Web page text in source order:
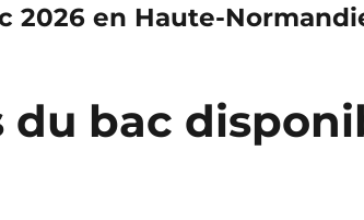
2026 en Haute-
du bac